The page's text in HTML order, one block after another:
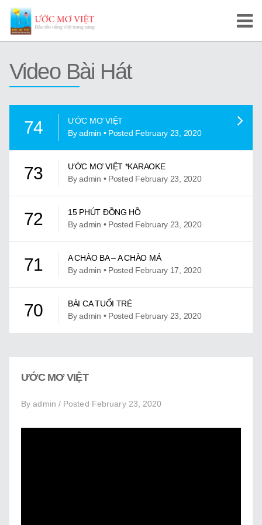
Cuộc Thi Ước Mơ Việt
Hướng Dẫn
Tài Liệu Học Tập
Video/Karaoke
Video Tự Học và Dạy Tiếng Việt
Video Đọc Truyện
Giới Thiệu
Trung Tâm Việt Ngữ
Gây Quỹ
Video Bài Hát
74
ƯỚC MƠ VIỆT
By admin • Posted February 23, 2020
73
ƯỚC MƠ VIỆT *KARAOKE
By admin • Posted February 23, 2020
72
15 PHÚT ĐỒNG HỒ
By admin • Posted February 23, 2020
71
A CHÀO BA – A CHÀO MÁ
By admin • Posted February 17, 2020
70
BÀI CA TUỔI TRẺ
By admin • Posted February 23, 2020
69
68
By admin • Posted June 14, 2022
ƯỚC MƠ VIỆT
By admin / Posted February 23, 2020